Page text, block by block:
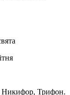
Никифор, Трифон.